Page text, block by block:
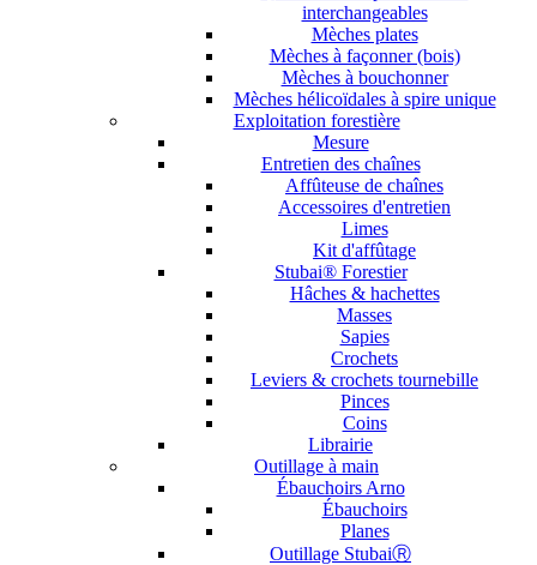
interchangeables
Mèches plates
Mèches à façonner (bois)
Mèches à bouchonner
Mèches hélicoïdales à spire unique
Exploitation forestière
Mesure
Entretien des chaînes
Affûteuse de chaînes
Accessoires d'entretien
Limes
Kit d'affûtage
Stubai® Forestier
Hâches & hachettes
Masses
Sapies
Crochets
Leviers & crochets tournebille
Pinces
Coins
Librairie
Outillage à main
Ébauchoirs Arno
Ébauchoirs
Planes
Outillage StubaiⓇ